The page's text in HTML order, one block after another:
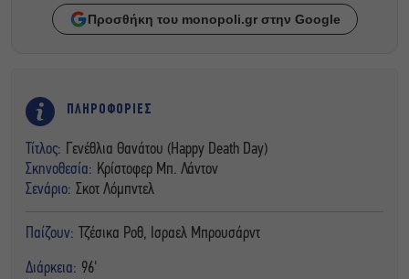
Προσθήκη του monopoli.gr στην Google
ΠΛΗΡΟΦΟΡΙΕΣ
Τίτλος:
Γενέθλια Θανάτου (Happy Death Day)
Σκηνοθεσία: Κρίστοφερ Μπ. Λάντον
Σενάριο: Σκοτ Λόμπντελ
Παίζουν: Τζέσικα Ροθ, Ισραελ Μπρουσάρντ
Διάρκεια: 96'